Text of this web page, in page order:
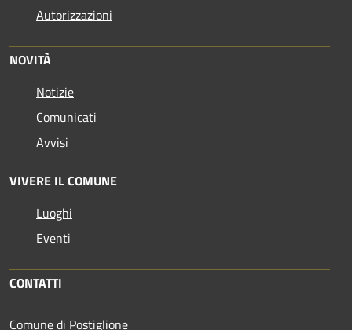
Autorizzazioni
NOVITÀ
Notizie
Comunicati
Avvisi
VIVERE IL COMUNE
Luoghi
Eventi
CONTATTI
Comune di Postiglione